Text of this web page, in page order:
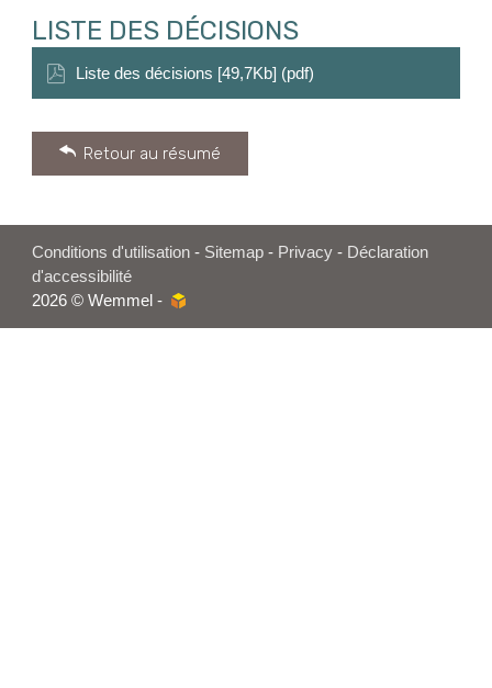
LISTE DES DÉCISIONS
Liste des décisions [49,7Kb] (pdf)
Retour au résumé
Conditions d'utilisation - Sitemap - Privacy - Déclaration
d'accessibilité
2026 © Wemmel -